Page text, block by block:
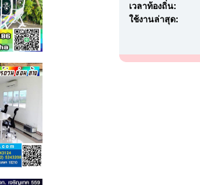
เวลาท้องถิ่น:
ใช้งานล่าสุด: